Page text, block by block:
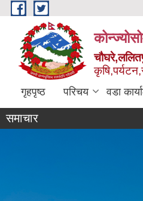
Skip to main content
गृहपृष्ठ परिचय वडा
समाचार